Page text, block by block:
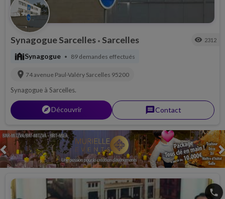
Synagogue Sarcelles • Sarcelles visibility 2312
synagogueSynagogue • 89 demandes effectués
location_on 74 avenue Paul-Valéry Sarcelles 95200
Synagogue à Sarcelles.
explorerDécouvrir messageContact
Previous
phone